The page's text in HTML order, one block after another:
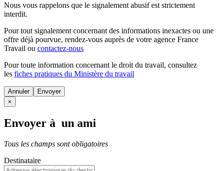
Nous vous rappelons que le signalement abusif est strictement
interdit.
Pour tout signalement concernant des informations inexactes ou une
offre déjà pourvue, rendez-vous auprès de votre agence France
Travail ou contactez-nous
Pour toute information concernant le droit du travail, consultez
les fiches pratiques du Ministère du travail
Annuler
×
Envoyer à un ami
Tous les champs sont obligatoires
Destinataire